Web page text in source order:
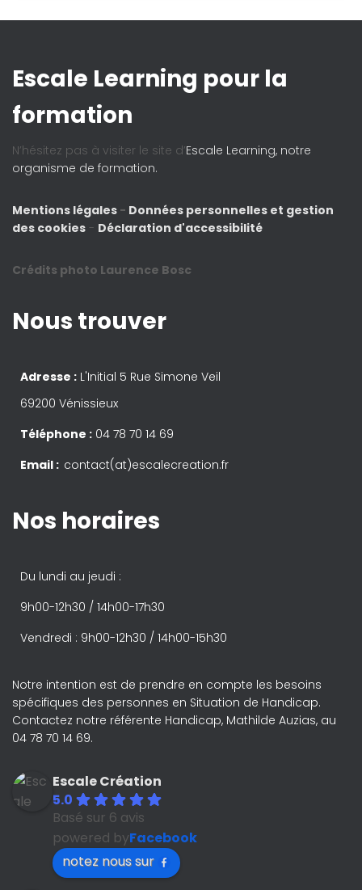
Escale Learning pour la
formation
N’hésitez pas à visiter le site d’Escale Learning, notre
organisme de formation.
Mentions légales - Données personnelles et gestion
des cookies - Déclaration d'accessibilité
Crédits photo Laurence Bosc
Nous trouver
Adresse : L'Initial 5 Rue Simone Veil
69200 Vénissieux
Téléphone : 04 78 70 14 69
Email : contact(at)escalecreation.fr
Nos horaires
Du lundi au jeudi :
9h00-12h30 / 14h00-17h30
Vendredi : 9h00-12h30 / 14h00-15h30
Notre intention est de prendre en compte les besoins
spécifiques des personnes en Situation de Handicap.
Contactez notre référente Handicap, Mathilde Auzias, au
04 78 70 14 69.
Escale Création
5.0
Basé sur 6 avis
powered byFacebook
notez nous sur